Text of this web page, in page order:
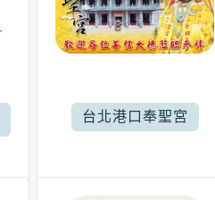
台北港口奉聖宮